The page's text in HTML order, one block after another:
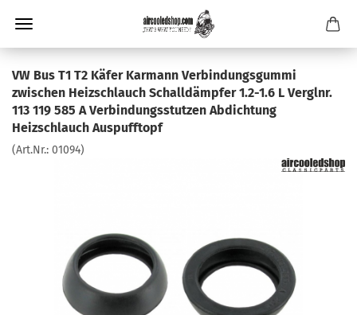
VW Bus T1 T2 Käfer Karmann Verbindungsgummi
zwischen Heizschlauch Schalldämpfer 1.2-1.6 L Verglnr.
113 119 585 A Verbindungsstutzen Abdichtung
Heizschlauch Auspufftopf
(Art.Nr.: 01094)